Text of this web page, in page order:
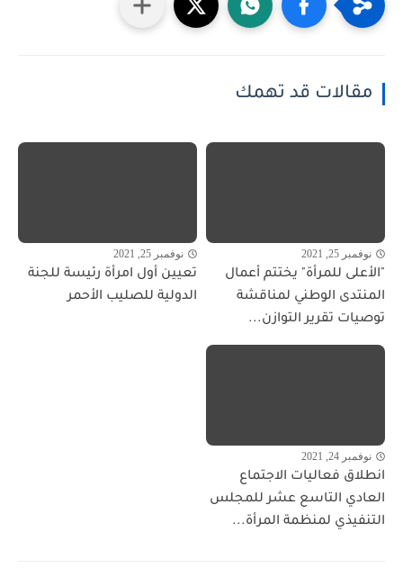
مقالات قد تهمك
نوفمبر 25, 2021
"الأعلى للمرأة" يختتم أعمال
المنتدى الوطني لمناقشة
توصيات تقرير التوازن...
نوفمبر 25, 2021
تعيين أول امرأة رئيسة للجنة
الدولية للصليب الأحمر
نوفمبر 24, 2021
انطلاق فعاليات الاجتماع
العادي التاسع عشر للمجلس
التنفيذي لمنظمة المرأة...